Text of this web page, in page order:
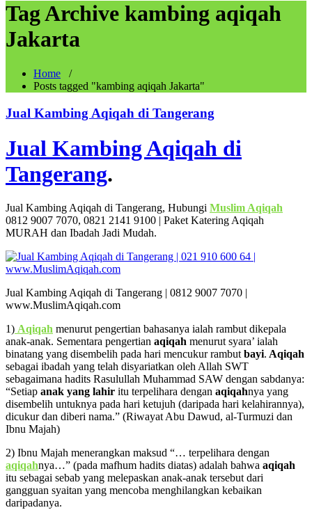
Tag Archive kambing aqiqah
Jakarta
Home /
Posts tagged "kambing aqiqah Jakarta"
Jual Kambing Aqiqah di Tangerang
Jual Kambing Aqiqah di
Tangerang.
Jual Kambing Aqiqah di Tangerang, Hubungi Muslim Aqiqah
0812 9007 7070, 0821 2141 9100 | Paket Katering Aqiqah
MURAH dan Ibadah Jadi Mudah.
Jual Kambing Aqiqah di Tangerang | 0812 9007 7070 |
www.MuslimAqiqah.com
1) Aqiqah menurut pengertian bahasanya ialah rambut dikepala
anak-anak. Sementara pengertian aqiqah menurut syara’ ialah
binatang yang disembelih pada hari mencukur rambutbayi. Aqiqah
sebagai ibadah yang telah disyariatkan oleh Allah SWT
sebagaimana hadits Rasulullah Muhammad SAW dengan sabdanya:
“Setiap anak yang lahir itu terpelihara dengan aqiqahnya yang
disembelih untuknya pada hari ketujuh (daripada hari kelahirannya),
dicukur dan diberi nama.” (Riwayat Abu Dawud, al-Turmuzi dan
Ibnu Majah)
2) Ibnu Majah menerangkan maksud “… terpelihara dengan
aqiqahnya…” (pada mafhum hadits diatas) adalah bahwa aqiqah
itu sebagai sebab yang melepaskan anak-anak tersebut dari
gangguan syaitan yang mencoba menghilangkan kebaikan
daripadanya.